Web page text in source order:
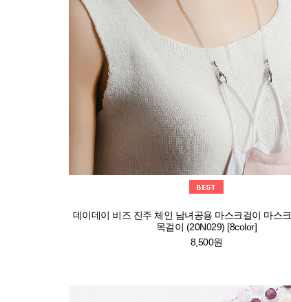
데이데이 비즈 진주 체인 남녀공용 마스크걸이 마스
목걸이 (20N029) [8color]
8,500원